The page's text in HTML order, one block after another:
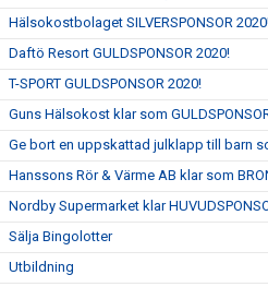
Hälsokostbolaget SILVERSPONSOR
Daftö Resort GULDSPONSOR 2020!
T-SPORT GULDSPONSOR 2020!
Guns Hälsokost klar som
Ge bort en uppskattad julklapp till barn
Hanssons Rör & Värme AB klar som
Nordby Supermarket klar
Sälja Bingolotter
Utbildning